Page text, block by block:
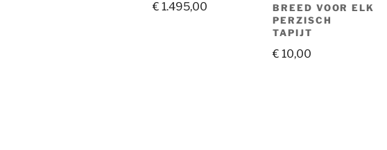
€ 1.495,00
BREED VOOR ELK
PERZISCH
TAPIJT
€ 10,00